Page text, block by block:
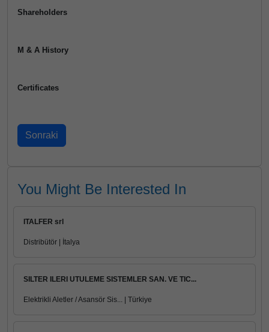
Shareholders
M & A History
Certificates
You Might Be Interested In
ITALFER srl
Distribütör | İtalya
SILTER ILERI UTULEME SISTEMLER SAN. VE TIC...
Elektrikli Aletler / Asansör Sis... | Türkiye